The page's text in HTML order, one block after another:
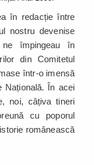
în redacție între
nostru devenise
ne împingeau în
din Comitetul
într-o imensă
Națională. În acei
noi, câțiva tineri
cu poporul
românească